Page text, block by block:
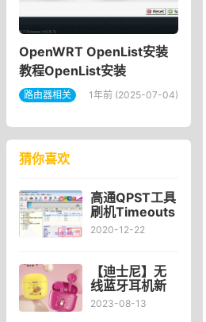
OpenWRT OpenList安装
教程OpenList安装
路由器相关 1年前 (2025-07-04)
猜你喜欢
高通QPST工具
刷机Timeouts
错误使用换
QHSUSB__BULK
解决方法
2020-12-22
【迪士尼】无
线蓝牙耳机新
款2023降噪运
2023-08-13